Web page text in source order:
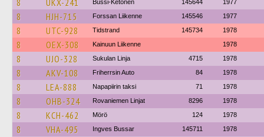
8 UKX-241 Bussi-Ketonen 145644 1977
8 HJH-715 Forssan Liikenne 145546 1977
8 UTC-928 Tidstrand 145734 1978
8 OEX-308 Kainuun Liikenne 1978
8 UJO-328 Sukulan Linja 4715 1978
8 AKV-108 Friherrsin Auto 84 1978
8 LEA-888 Napapiirin taksi 71 1978
8 OHB-324 Rovaniemen Linjat 8296 1978
8 KCH-462 Mörö 124 1978
8 VHA-495 Ingves Bussar 145711 1978